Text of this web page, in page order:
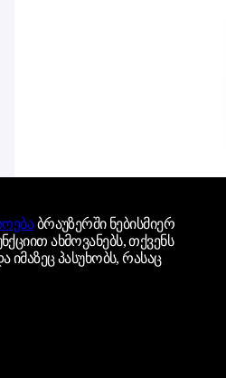
ბრაუზერში ნებისმიერ
ახმოვანებს, თქვენს
იმაზეც პასუხობს, რასაც